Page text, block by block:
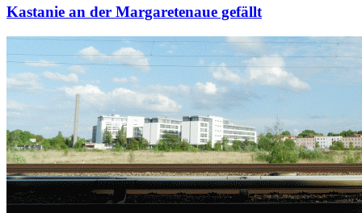
Kastanie an der Margaretenaue gefällt